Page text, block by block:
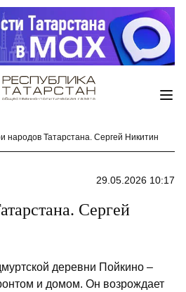
народов Татарстана. Сергей Никитин
29.05.2026 10:17
Сергей
деревни Пойкино –
и домом. Он возрождает